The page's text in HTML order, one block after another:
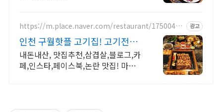
https://m.place.naver.com/restaurant/17500480
광고
인천 구월핫플 고기집! 고기전문
가가 구워주는집
내돈내산, 맛집추천,삼겹살,블로그,카
페,인스타,페이스북,논란 맛집! 마장동